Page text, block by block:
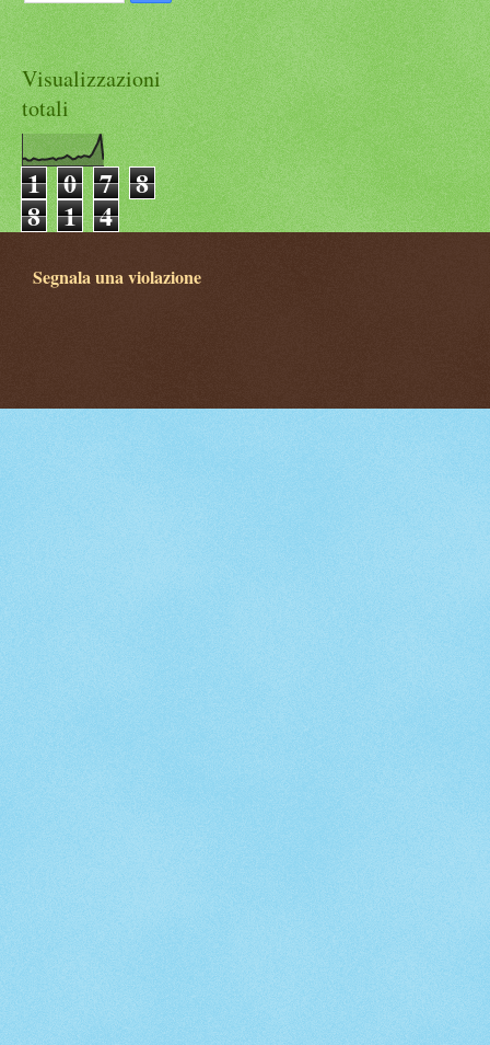
Visualizzazioni
totali
1 0 7 8
8 1 4
Segnala una violazione